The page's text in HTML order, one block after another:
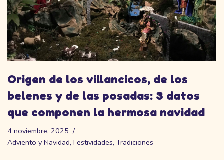
Origen de los villancicos, de los
belenes y de las posadas: 3 datos
que componen la hermosa navidad
4 noviembre, 2025
Adviento y Navidad, Festividades, Tradiciones